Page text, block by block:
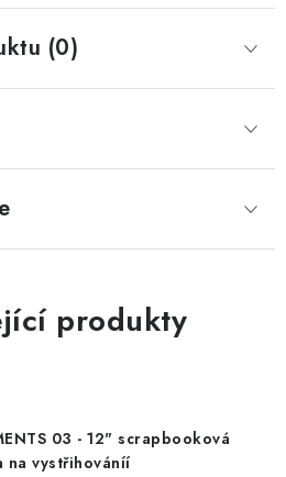
(0)
produkty
03 - 12" scrapbooková
na vystřihováníí